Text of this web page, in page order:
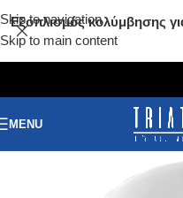
Skip to navigation
Skip to main content
Εξοπλισμός κολύμβησης
MENU